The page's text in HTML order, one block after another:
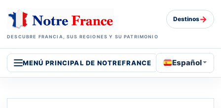
DESCUBRE FRANCIA, SUS REGIONES Y SU PATRIMONIO
Destinos→
MENÚ PRINCIPAL DE NOTREFRANCE Español